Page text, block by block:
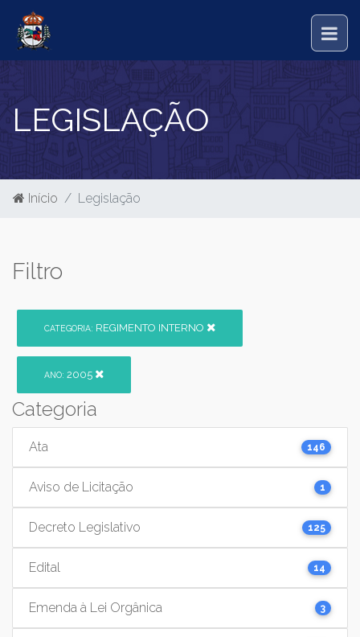
LEGISLAÇÃO
Início Legislação
Filtro
CATEGORIA: REGIMENTO INTERNO
ANO: 2005
Categoria
Ata 146
Aviso de Licitação 1
Decreto Legislativo 125
Edital 14
Emenda à Lei Orgânica 3